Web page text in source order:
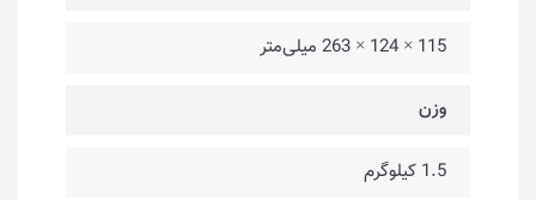
115 × 124 × 263 میلی‌متر
وزن
1.5 کیلوگرم